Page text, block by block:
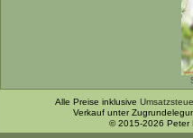
Alle Preise inklusive
Verkauf unter
© 2015-2026 Peter